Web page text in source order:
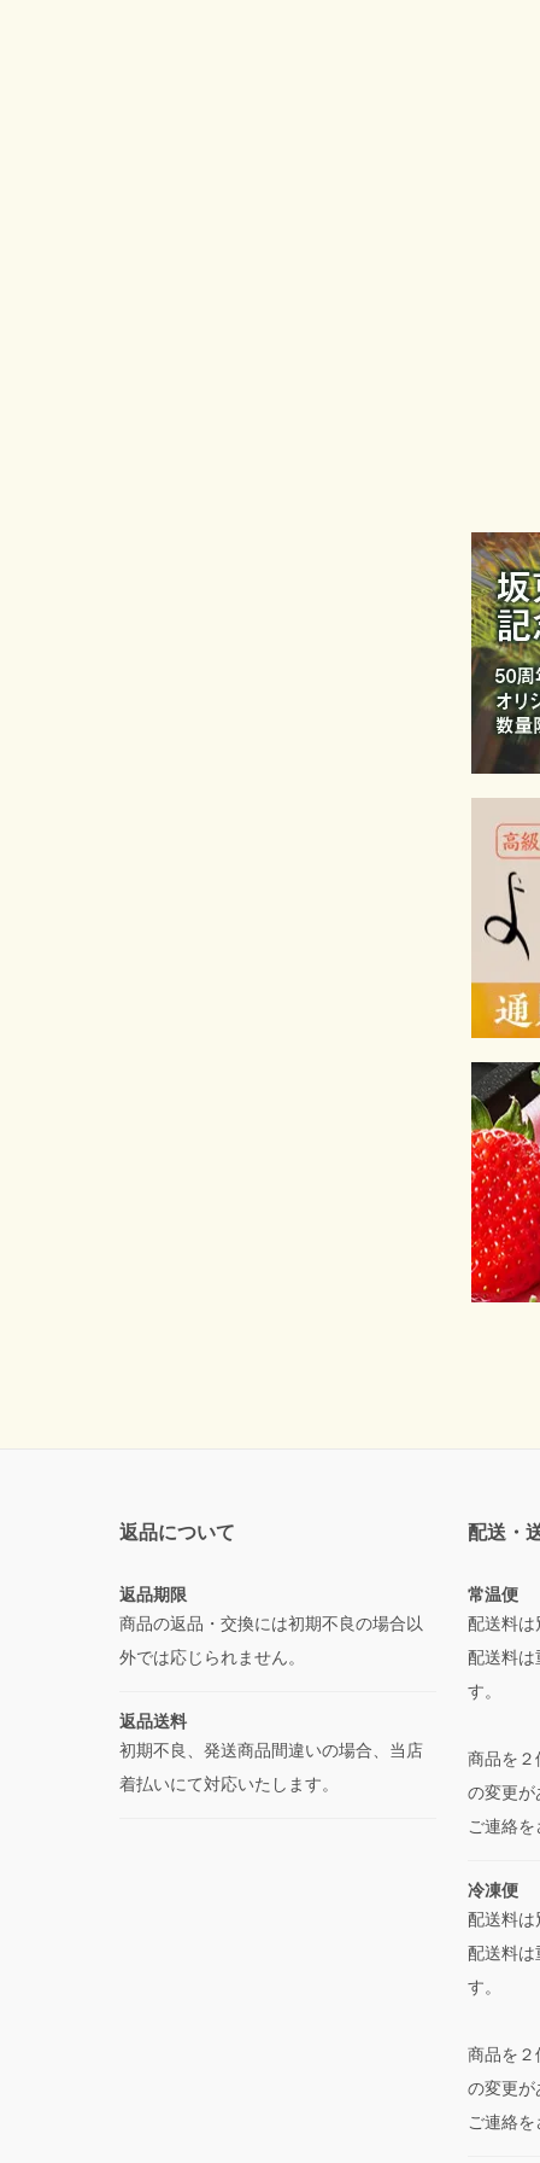
返品について
返品期限
商品の返品・交換には初期不良の場合以
外では応じられません。
返品送料
初期不良、発送商品間違いの場合、当店
着払いにて対応いたします。
配送・
常温便
配送料は
配送料は
す。
商品を２
の変更が
ご連絡を
冷凍便
配送料は
配送料は
す。
商品を２
の変更が
ご連絡を